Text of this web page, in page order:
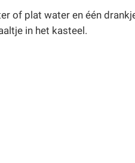
of plat water en één
in het kasteel.